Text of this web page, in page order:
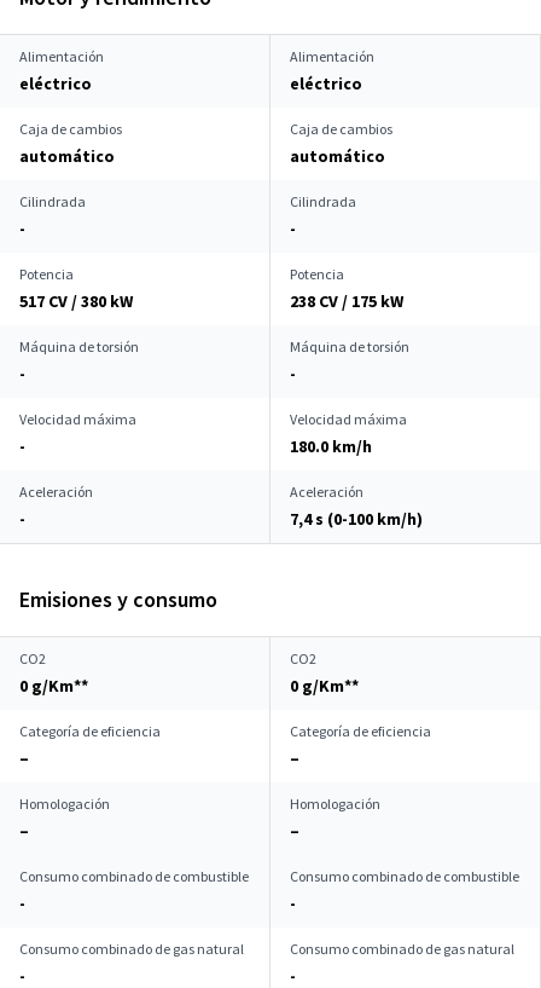
Alimentación
eléctrico
Alimentación
eléctrico
Caja de cambios
automático
Caja de cambios
automático
Cilindrada
-
Cilindrada
-
Potencia
517 CV / 380 kW
Potencia
238 CV / 175 kW
Máquina de torsión
-
Máquina de torsión
-
Velocidad máxima
-
Velocidad máxima
180.0 km/h
Aceleración
-
Aceleración
7,4 s (0-100 km/h)
Emisiones y consumo
CO2
0 g/Km**
CO2
0 g/Km**
Categoría de eficiencia
–
Categoría de eficiencia
–
Homologación
–
Homologación
–
Consumo combinado de combustible
-
Consumo combinado de combustible
-
Consumo combinado de gas natural
-
Consumo combinado de gas natural
-